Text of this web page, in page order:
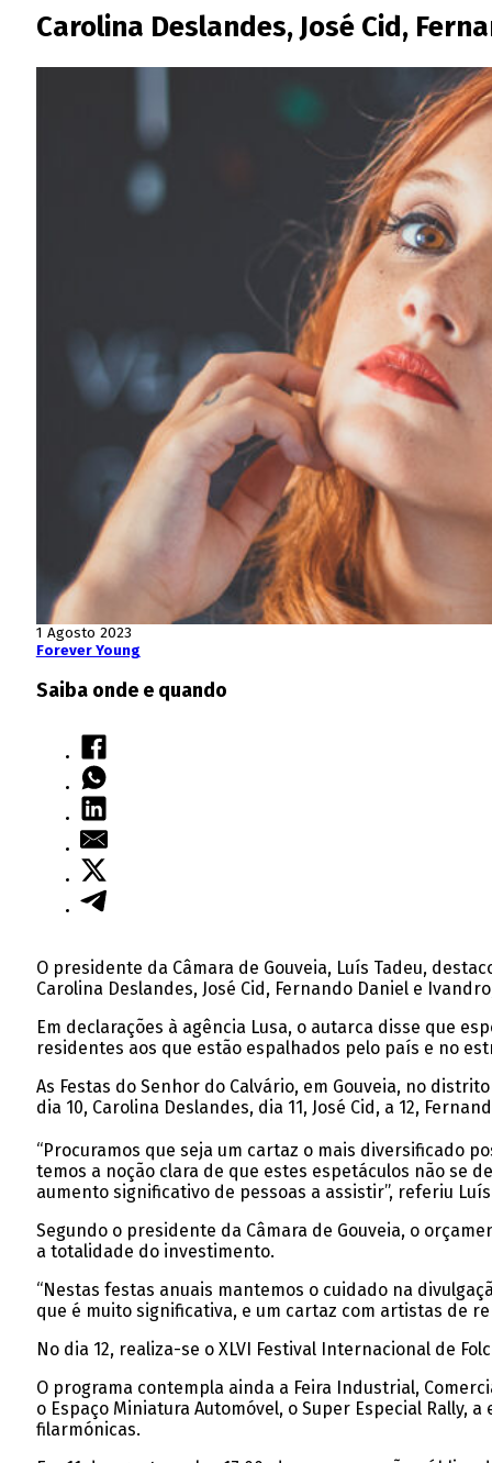
Carolina Deslandes, José Cid,
1 Agosto 2023
Forever Young
Saiba onde e quando
O presidente da Câmara de Gouveia, Luís Tadeu,
Carolina Deslandes, José Cid, Fernando Daniel e
Em declarações à agência Lusa, o autarca disse que
residentes aos que estão espalhados pelo país e no
As Festas do Senhor do Calvário, em Gouveia, no
dia 10, Carolina Deslandes, dia 11, José Cid, a 12,
“Procuramos que seja um cartaz o mais diversificado
temos a noção clara de que estes espetáculos não se
aumento significativo de pessoas a assistir”, referiu
Segundo o presidente da Câmara de Gouveia, o
a totalidade do investimento.
“Nestas festas anuais mantemos o cuidado na
que é muito significativa, e um cartaz com artistas de
No dia 12, realiza-se o XLVI Festival Internacional de
O programa contempla ainda a Feira Industrial,
o Espaço Miniatura Automóvel, o Super Especial Rally,
filarmónicas.